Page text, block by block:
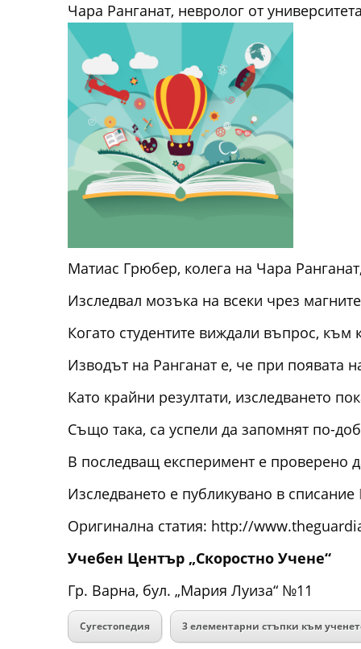
Чара Ранганат, невролог от
Матиас Грюбер, колега на Чара
Изследвал мозъка на всеки чрез
Когато студентите виждали въпрос, към
Изводът на Ранганат е, че при появата
Като крайни резултати, изследването
Също така, са успели да запомнят по-
В последващ експеримент е проверено
Изследването е публикувано в списание
Оригинална статия: http://
Учебен Център „Скоростно Учене“
Гр. Варна, бул. „Мария Луиза“ №11
Сугестопедия 3 елементарни стъпки към